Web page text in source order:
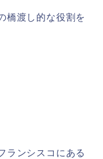
橋渡し的な役割を
ランシスコにある